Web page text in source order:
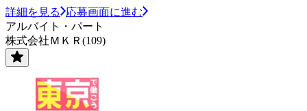
詳細を見る
応募画面に進む
アルバイト・パート
株式会社ＭＫＲ(109)